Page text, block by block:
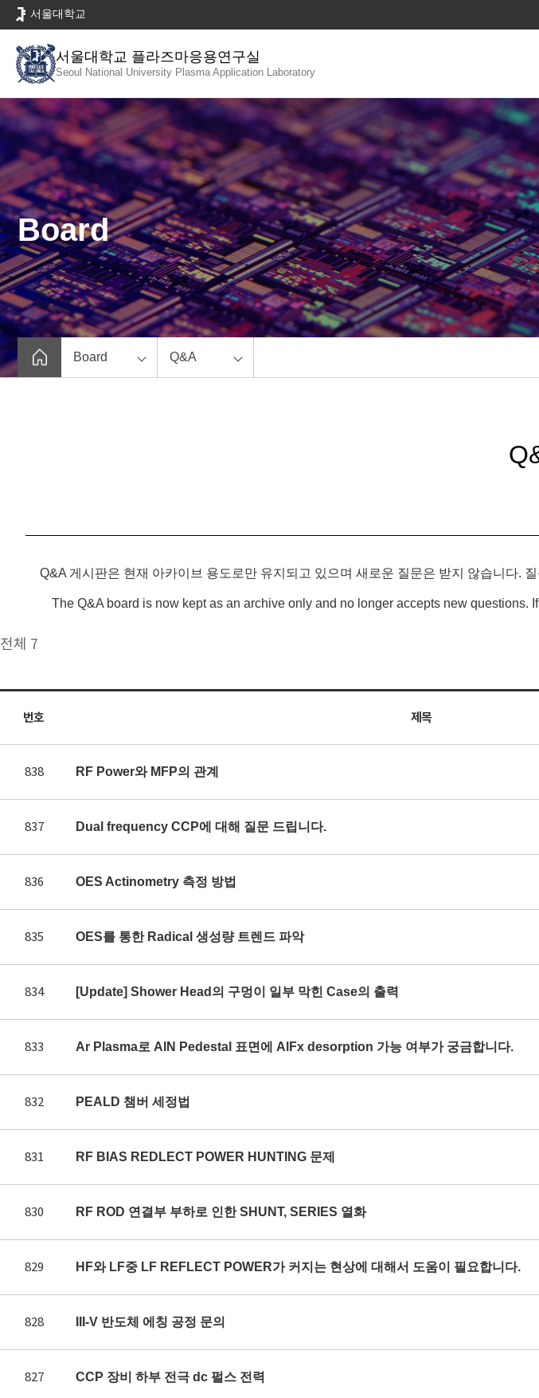
로
뉴
서울대학교
서울대학교 플라즈마응용연구실
Seoul National University Plasma Application Laboratory
Board
Board Q&A
Q&A 게시판은 현재 아카이브 용도로만 유지되고 있으며 새로운 질문은 받지 않습니다.
The Q&A board is now kept as an archive only and no longer accepts new
전체 7
번호 제목
838 RF Power와 MFP의 관계
837 Dual frequency CCP에 대해 질문 드립니다.
836 OES Actinometry 측정 방법
835 OES를 통한 Radical 생성량 트렌드 파악
834 [Update] Shower Head의 구멍이 일부 막힌 Case의 출력
833 Ar Plasma로 AlN Pedestal 표면에 AlFx desorption 가능 여부가 궁금합니다.
832 PEALD 챔버 세정법
831 RF BIAS REDLECT POWER HUNTING 문제
830 RF ROD 연결부 부하로 인한 SHUNT, SERIES 열화
829 HF와 LF중 LF REFLECT POWER가 커지는 현상에 대해서 도움이 필요합니다.
828 III-V 반도체 에칭 공정 문의
827 CCP 장비 하부 전극 dc 펄스 전력